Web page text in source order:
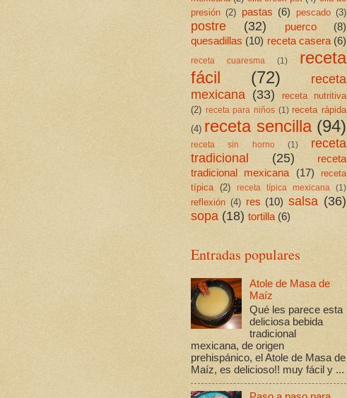
presión (2) pastas (6) pescado (3)
postre (32) puerco
(8)
quesadillas (10) receta casera (6)
receta cuaresma (1)
receta
fácil
(72)
receta
mexicana (33)
receta nutritiva
(2) receta para niños (1) receta rápida
(4) receta sencilla (94)
receta sin horno (1)
receta
tradicional
(25)
receta
tradicional mexicana
(17)
receta
típica (2) receta típica mexicana (1)
reflexión (4) res (10) salsa (36)
sopa (18) tortilla (6)
Entradas populares
Atole de Masa de
Maíz
Qué les parece esta
deliciosa bebida
tradicional
mexicana, de origen
prehispánico, el Atole de Masa de
Maíz, es delicioso!! muy fácil y ...